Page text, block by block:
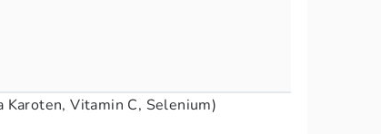
Vitamin C, Selenium)